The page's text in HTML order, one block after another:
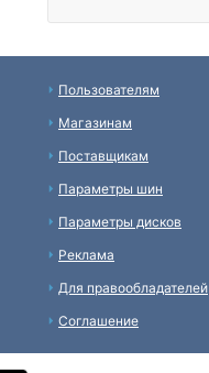
Пользователям
Магазинам
Поставщикам
Параметры шин
Параметры дисков
Реклама
Для правообладателей
Соглашение